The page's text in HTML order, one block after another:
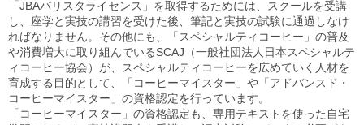
「JBAバリスタライセンス」を取得するためには、スクールを受講
し、座学と実技の講習を受けた後、筆記と実技の試験に通過しなけ
ればなりません。その他にも、「スペシャルティコーヒー」の普及
や消費増大に取り組んでいるSCAJ（一般社団法人日本スペシャルテ
ィコーヒー協会）が、スペシャルティコーヒーを広めていく人材を
育成する目的として、「コーヒーマイスター」や「アドバンスド・
コーヒーマイスター」の資格認定を行っています。
「コーヒーマイスター」の資格認定も、専用テキストを使った自宅